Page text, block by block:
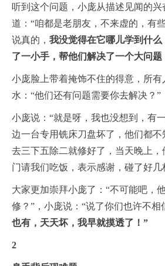
听到这个问题，小庞从描述见闻的
道：“咱都是老朋友，不来虚的，有
说真的， 我没觉得在它哪儿学到什
了一小手，帮他们解决了一个大问题
小庞脸上带着掩饰不住的得意，所有
水：“他们还有问题需要你去解决？”
小庞说：“就是呀，我也没想到，有
边一台专用铣床刀盘坏了，他们都不
去三下五除二就修好了，当天晚上
门请我们吃饭，表示感谢，碰了好几
大家更加崇拜小庞了：“不可能吧，
修？”，小庞说：“说了你们也许不相
也有，天天坏，我早就摸透了！”
2